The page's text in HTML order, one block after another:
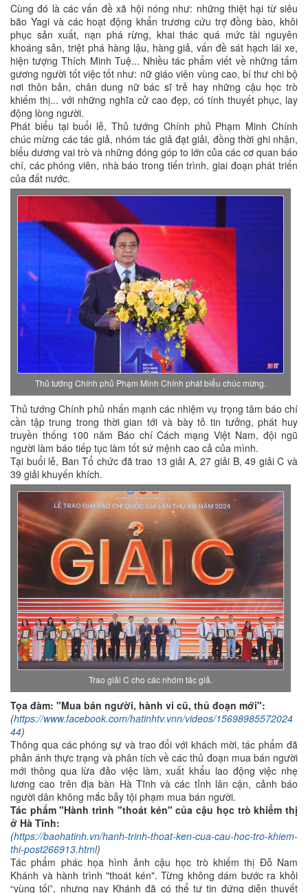
Cùng đó là các vấn đề xã hội nóng như: những thiệt hại từ siêu
bão Yagi và các hoạt động khẩn trương cứu trợ đồng bào, khôi
phục sản xuất, nạn phá rừng, khai thác quá mức tài nguyên
khoáng sản, triệt phá hàng lậu, hàng giả, vấn đề sát hạch lái xe,
hiện tượng Thích Minh Tuệ... Nhiều tác phẩm viết về những tấm
gương người tốt việc tốt như: nữ giáo viên vùng cao, bí thư chi bộ
nơi thôn bản, chân dung nữ bác sĩ trẻ hay những cậu học trò
khiếm thị... với những nghĩa cử cao đẹp, có tính thuyết phục, lay
động lòng người.
Phát biểu tại buổi lễ, Thủ tướng Chính phủ Phạm Minh Chính
chúc mừng các tác giả, nhóm tác giả đạt giải, đồng thời ghi nhận,
biểu dương vai trò và những đóng góp to lớn của các cơ quan báo
chí, các phóng viên, nhà báo trong tiến trình, giai đoạn phát triển
của đất nước.
Thủ tướng Chính phủ Phạm Minh Chính phát biểu chúc mừng.
Thủ tướng Chính phủ nhấn mạnh các nhiệm vụ trọng tâm báo chí
cần tập trung trong thời gian tới và bày tỏ tin tưởng, phát huy
truyền thống 100 năm Báo chí Cách mạng Việt Nam, đội ngũ
người làm báo tiếp tục làm tốt sứ mệnh cao cả của mình.
Tại buổi lễ, Ban Tổ chức đã trao 13 giải A, 27 giải B, 49 giải C và
39 giải khuyến khích.
Trao giải C cho các nhóm tác giả.
Tọa đàm: "Mua bán người, hành vi cũ, thủ đoạn mới":
(https://www.facebook.com/hatinhtv.vnn/videos/15698985572024
44)
Thông qua các phóng sự và trao đổi với khách mời, tác phẩm đã
phản ánh thực trạng và phân tích về các thủ đoạn mua bán người
mới thông qua lừa đảo việc làm, xuất khẩu lao động việc nhẹ
lương cao trên địa bàn Hà Tĩnh và các tỉnh lân cận, cảnh báo
người dân không mắc bẫy tội phạm mua bán người.
Tác phẩm "Hành trình "thoát kén" của cậu học trò khiếm thị
ở Hà Tĩnh:
(https://baohatinh.vn/hanh-trinh-thoat-ken-cua-cau-hoc-tro-khiem-
thi-post266913.html)
Tác phẩm phác họa hình ảnh cậu học trò khiếm thị Đỗ Nam
Khánh và hành trình "thoát kén". Từng không dám bước ra khỏi
“vùng tối”, nhưng nay Khánh đã có thể tự tin đứng diễn thuyết